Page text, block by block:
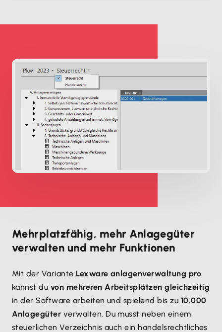
Mehrplatzfähig, mehr Anlagegüter
verwalten und mehr Funktionen
Mit der Variante Lexware anlagenverwaltung pro
kannst du von mehreren Arbeitsplätzen gleichzeitig
in der Software arbeiten und spielend bis zu 10.000
Anlagegüter verwalten. Du musst neben einem
steuerlichen Verzeichnis auch ein handelsrechtliches